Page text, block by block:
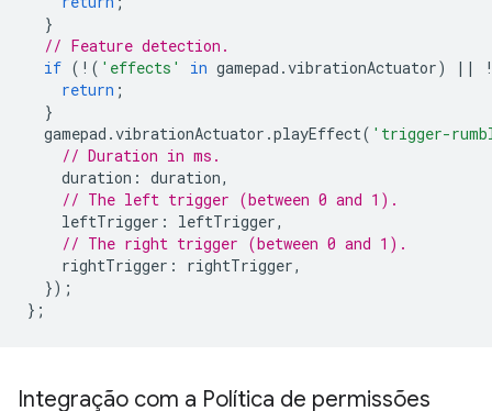
}
// Feature detection.
if ( ! ( 'effects' in gamepad .vibrationActuator) ||
return ;
}
gamepad .vibrationActuator .playEffect( 'trigger-
// Duration in ms.
duration : duration,
// The left trigger (between 0 and 1).
leftTrigger : leftTrigger,
// The right trigger (between 0 and 1).
rightTrigger : rightTrigger,
});
};
Integração com a Política de permissões